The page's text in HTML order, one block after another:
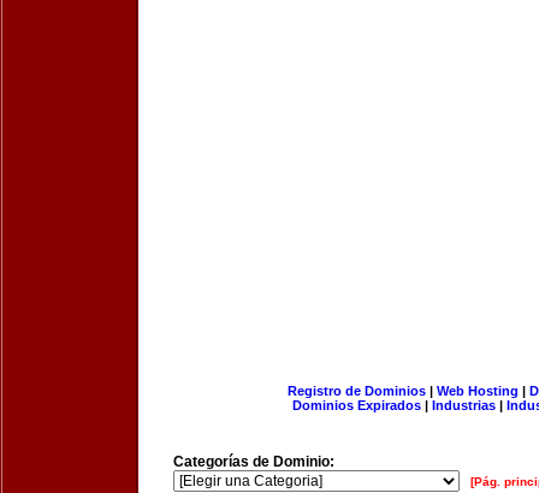
Registro de Dominios| Web Hosting |
Dominios Expirados | Industrias |
Categorías de Dominio:
[Pág.